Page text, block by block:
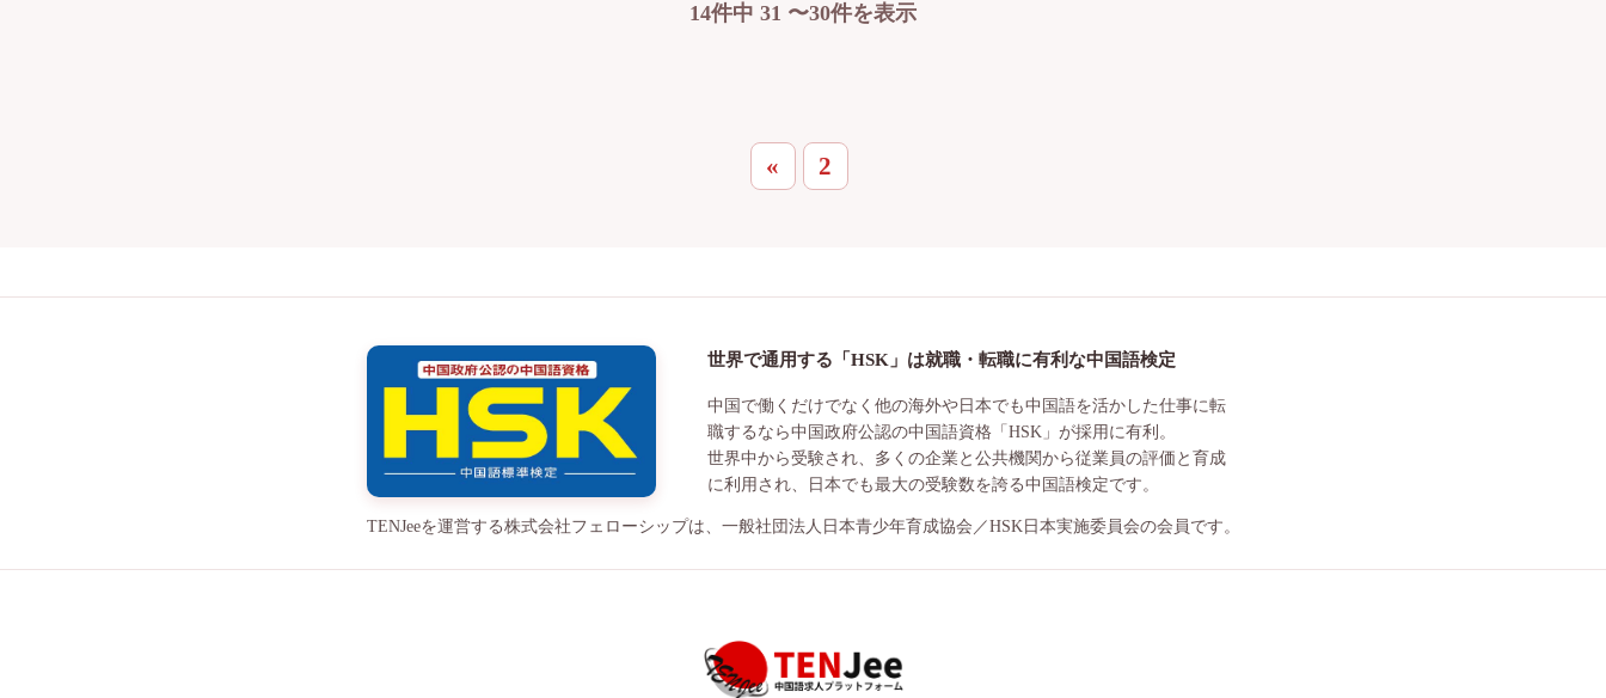
14件中 31 〜30件を表示
« 2
世界で通用する「HSK」は就職・転職に有利な中国語検定
中国で働くだけでなく他の海外や日本でも中国語を活かした仕事に転
職するなら中国政府公認の中国語資格「HSK」が採用に有利。
世界中から受験され、多くの企業と公共機関から従業員の評価と育成
に利用され、日本でも最大の受験数を誇る中国語検定です。
TENJeeを運営する株式会社フェローシップは、一般社団法人日本青少年育成協会／HSK日本実施委員会の会員です。